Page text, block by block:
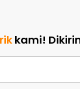
kami!